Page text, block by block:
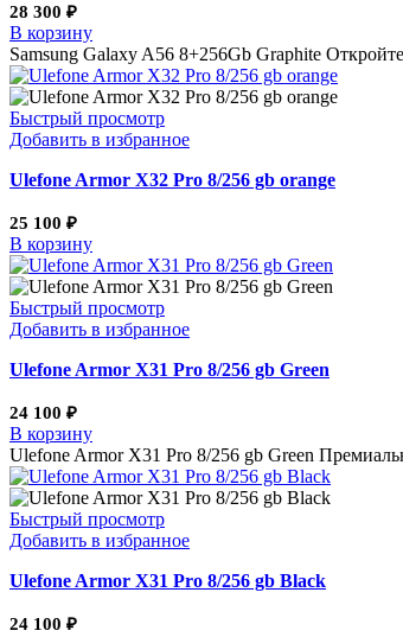
28 300 ₽
В корзину
Samsung Galaxy A56 8+256Gb Graphite
Быстрый просмотр
Добавить в избранное
Ulefone Armor X32 Pro 8/256 gb orange
25 100 ₽
В корзину
Быстрый просмотр
Добавить в избранное
Ulefone Armor X31 Pro 8/256 gb Green
24 100 ₽
В корзину
Ulefone Armor X31 Pro 8/256 gb Green
Быстрый просмотр
Добавить в избранное
Ulefone Armor X31 Pro 8/256 gb Black
24 100 ₽